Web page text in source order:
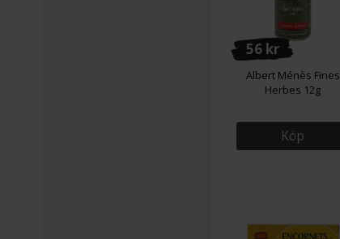
56 kr
Albert Ménès Fines
Herbes 12g
Köp